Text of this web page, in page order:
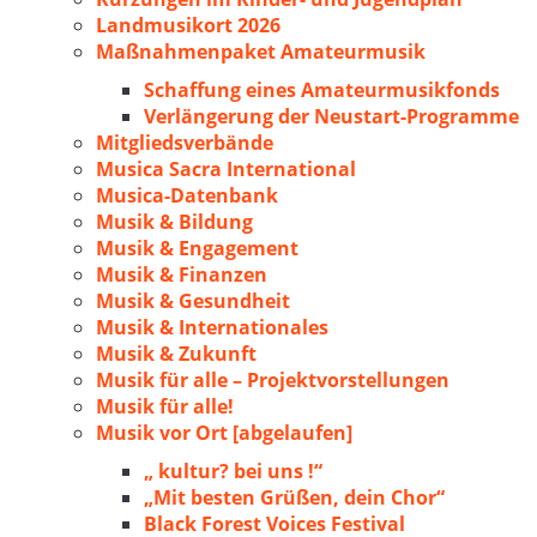
Landmusikort 2026
Maßnahmenpaket Amateurmusik
Schaffung eines Amateurmusikfonds
Verlängerung der Neustart-Programme
Mitgliedsverbände
Musica Sacra International
Musica-Datenbank
Musik & Bildung
Musik & Engagement
Musik & Finanzen
Musik & Gesundheit
Musik & Internationales
Musik & Zukunft
Musik für alle – Projektvorstellungen
Musik für alle!
Musik vor Ort [abgelaufen]
„ kultur? bei uns !“
„Mit besten Grüßen, dein Chor“
Black Forest Voices Festival